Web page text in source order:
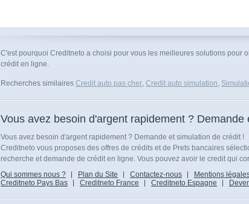
C'est pourquoi Creditneto a choisi pour vous les meilleures solutions
crédit en ligne.
Recherches similaires Credit auto pas cher, Credit auto simulation,
Vous avez besoin d'argent rapidement ? Demande
Vous avez besoin d'argent rapidement ? Demande et simulation de crédit !
Creditneto vous proposes des offres de crédits et de Prets bancaires
recherche et demande de crédit en ligne. Vous pouvez avoir le credit qui
Qui sommes nous ?
Plan du Site Contactez-nous Mentions
Creditneto Pays Bas
Creditneto France Creditneto Espagne